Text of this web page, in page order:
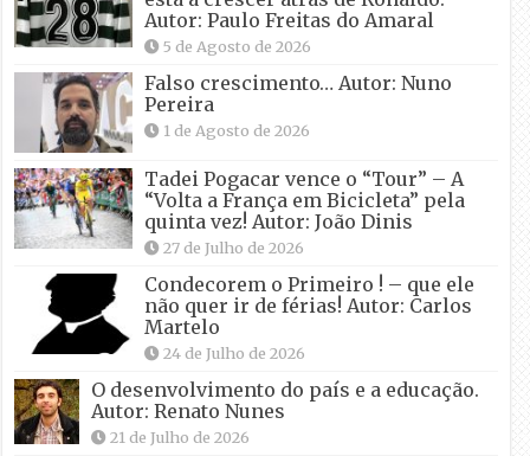
Autor: Paulo Freitas do Amaral
5 de Agosto de 2026
Falso crescimento… Autor: Nuno
Pereira
1 de Agosto de 2026
Tadei Pogacar vence o “Tour” – A
“Volta a França em Bicicleta” pela
quinta vez! Autor: João Dinis
27 de Julho de 2026
Condecorem o Primeiro ! – que ele
não quer ir de férias! Autor: Carlos
Martelo
24 de Julho de 2026
O desenvolvimento do país e a educação.
Autor: Renato Nunes
21 de Julho de 2026